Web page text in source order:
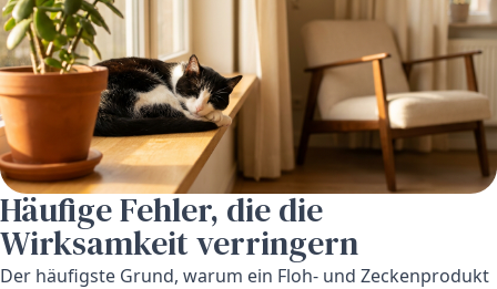
Häufige Fehler, die die
Wirksamkeit verringern
Der häufigste Grund, warum ein Floh- und Zeckenprodukt